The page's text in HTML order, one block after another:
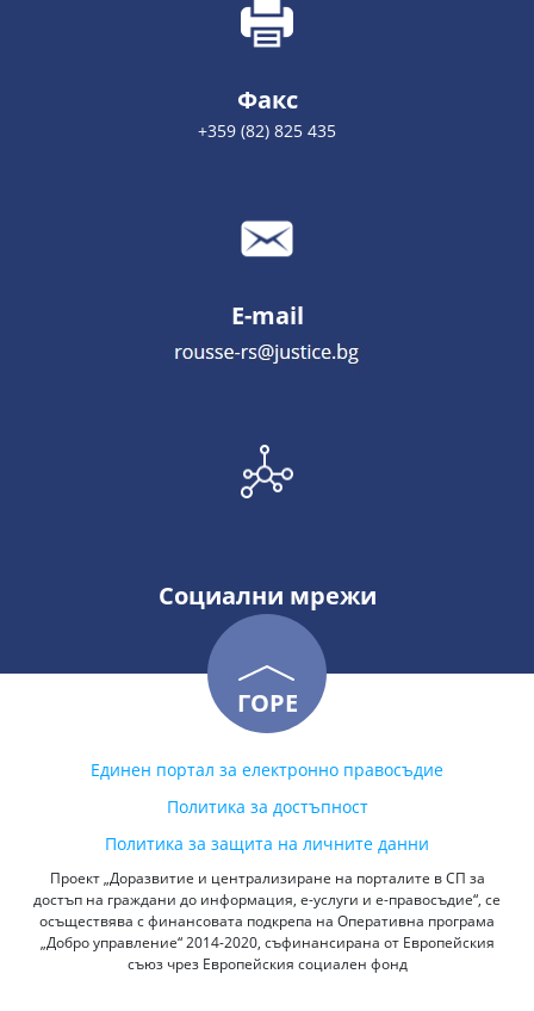
Факс
+359 (82) 825 435
E-mail
Социални мрежи
ГОРЕ
Единен портал за електронно правосъдие
Политика за достъпност
Политика за защита на личните данни
Проект „Доразвитие и централизиране на порталите в СП за
достъп на граждани до информация, е-услуги и е-правосъдие“, се
осъществява с финансовата подкрепа на Оперативна програма
„Добро управление“ 2014-2020, съфинансирана от Европейския
съюз чрез Европейския социален фонд